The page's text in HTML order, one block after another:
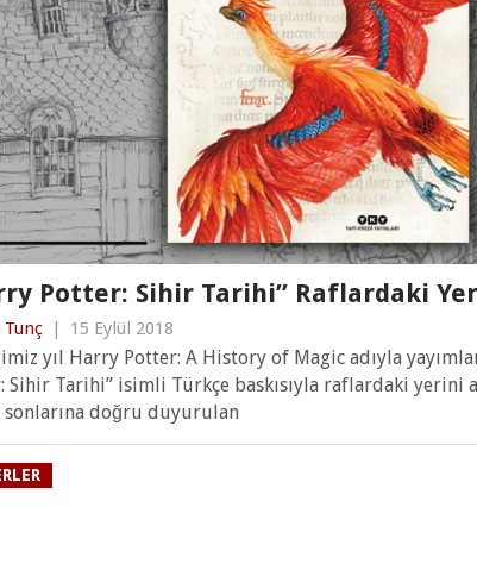
Potter: Sihir Tarihi” Raflardaki
Tunç | 15 Eylül 2018
yıl Harry Potter: A History of Magic adıyla
Sihir Tarihi” isimli Türkçe baskısıyla raflardaki yerini
sonlarına doğru duyurulan